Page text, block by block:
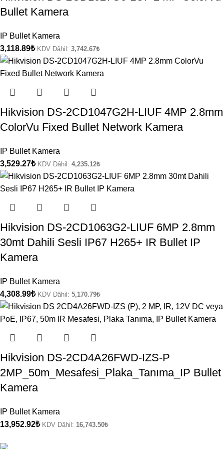
Bullet Kamera
IP Bullet Kamera
3,118.89₺ KDV Dâhil: 3,742.67₺
Hikvision DS-2CD1047G2H-LIUF 4MP 2.8mm
ColorVu Fixed Bullet Network Kamera
IP Bullet Kamera
3,529.27₺ KDV Dâhil: 4,235.12₺
Hikvision DS-2CD1063G2-LIUF 6MP 2.8mm
30mt Dahili Sesli IP67 H265+ IR Bullet IP
Kamera
IP Bullet Kamera
4,308.99₺ KDV Dâhil: 5,170.79₺
Hikvision DS-2CD4A26FWD-IZS-P
2MP_50m_Mesafesi_Plaka_Tanıma_IP Bullet
Kamera
IP Bullet Kamera
13,952.92₺ KDV Dâhil: 16,743.50₺